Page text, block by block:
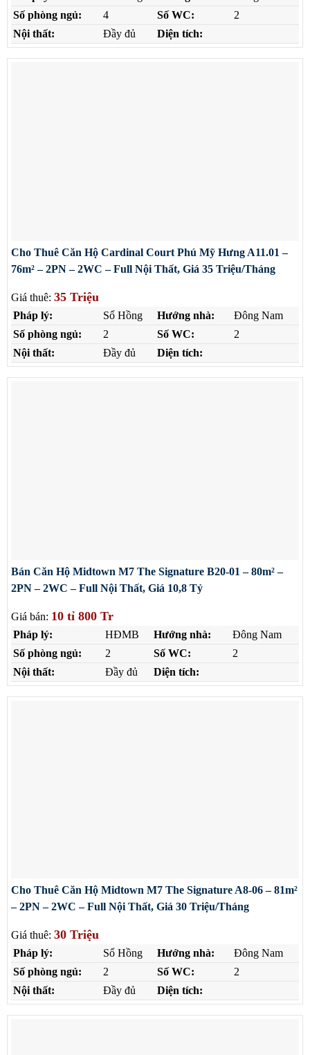
Số phòng ngủ:
4 Số WC:
2
Nội thất:
Đầy đủ Diện tích:
Cho Thuê Căn Hộ Cardinal Court Phú Mỹ Hưng A11.01 –
76m² – 2PN – 2WC – Full Nội Thất, Giá 35 Triệu/Tháng
Giá thuê: 35 Triệu
Pháp lý: Sổ Hồng Hướng nhà:
Đông Nam
Số phòng ngủ:
2 Số WC:
2
Nội thất:
Đầy đủ Diện tích:
Bán Căn Hộ Midtown M7 The Signature B20-01 – 80m² –
2PN – 2WC – Full Nội Thất, Giá 10,8 Tỷ
Giá bán: 10 tỉ 800 Tr
Pháp lý: HĐMB Hướng nhà:
Đông Nam
Số phòng ngủ:
2 Số WC:
2
Nội thất:
Đầy đủ Diện tích:
Cho Thuê Căn Hộ Midtown M7 The Signature A8-06 – 81m²
– 2PN – 2WC – Full Nội Thất, Giá 30 Triệu/Tháng
Giá thuê: 30 Triệu
Pháp lý: Sổ Hồng Hướng nhà:
Đông Nam
Số phòng ngủ:
2 Số WC:
2
Nội thất:
Đầy đủ Diện tích: